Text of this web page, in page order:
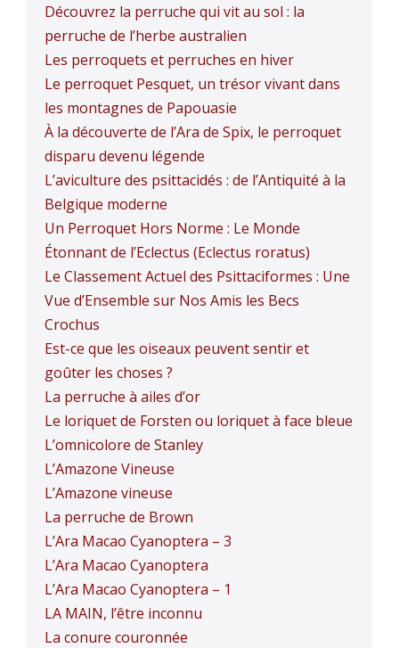
Découvrez la perruche qui vit au sol : la
perruche de l’herbe australien
Les perroquets et perruches en hiver
Le perroquet Pesquet, un trésor vivant dans
les montagnes de Papouasie
À la découverte de l’Ara de Spix, le perroquet
disparu devenu légende
L’aviculture des psittacidés : de l’Antiquité à la
Belgique moderne
Un Perroquet Hors Norme : Le Monde
Étonnant de l’Eclectus (Eclectus roratus)
Le Classement Actuel des Psittaciformes : Une
Vue d’Ensemble sur Nos Amis les Becs
Crochus
Est-ce que les oiseaux peuvent sentir et
goûter les choses ?
La perruche à ailes d’or
Le loriquet de Forsten ou loriquet à face bleue
L’omnicolore de Stanley
L’Amazone Vineuse
L’Amazone vineuse
La perruche de Brown
L’Ara Macao Cyanoptera – 3
L’Ara Macao Cyanoptera
L’Ara Macao Cyanoptera – 1
LA MAIN, l’être inconnu
La conure couronnée